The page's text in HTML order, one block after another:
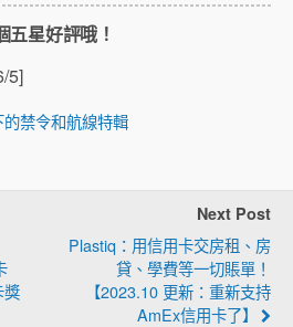
星好評哦！
/5]
禁令和航線特輯
獎
Next Post
Plastiq：用信用卡交房租、房
貸、學費等一切賬單！
【2023.10 更新：重新支持
AmEx信用卡了】